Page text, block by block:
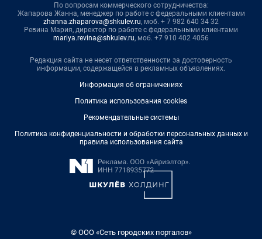
По вопросам коммерческого сотрудничества:
Жапарова Жанна, менеджер по работе с федеральными клиентами
zhanna.zhaparova@shkulev.ru, моб. + 7 982 640 34 32
Ревина Мария, директор по работе с федеральными клиентами
mariya.revina@shkulev.ru, моб. +7 910 402 4056
Редакция сайта не несет ответственности за достоверность
информации, содержащейся в рекламных объявлениях.
Информация об ограничениях
Политика использования cookies
Рекомендательные системы
Политика конфиденциальности и обработки персональных данных и
правила использования сайта
© ООО «Сеть городских порталов»